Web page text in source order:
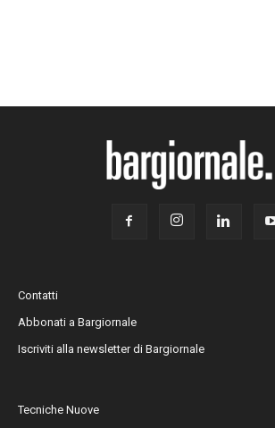
Contatti
Abbonati a Bargiornale
Iscriviti alla newsletter di Bargiornale
Tecniche Nuove